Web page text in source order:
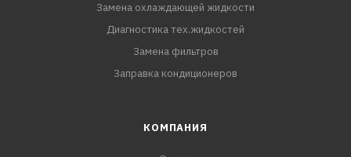
Замена охлаждающей жидкости
Диагностика тех.жидкостей
Замена фильтров
Заправка кондиционеров
КОМПАНИЯ